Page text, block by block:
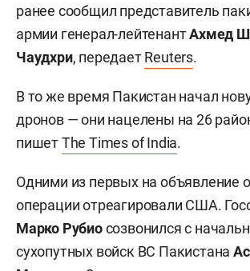
ранее сообщил представитель
армии генерал-лейтенантАхмед
Чаудхри, передаетReuters.
В то же время Пакистан начал
дронов — они нацелены на 26
пишетThe Times of India.
Одними из первых на объявление
операции отреагировали США.
Марко Рубиосозвонился с
сухопутных войск ВС Пакистана